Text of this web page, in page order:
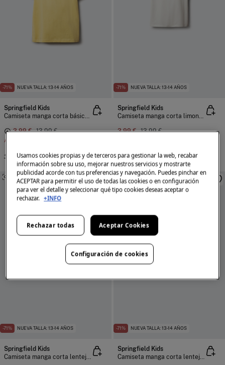
-71% NUEVA TALLA: 13-14 AÑOS
Springfield Kids
Camiseta manga corta básica volante estampado niña
3,99 € 13,99 €
Ahorras
+3 Colores
-71% NUEVA TALLA: 13-14 AÑOS
Springfield Kids
Camiseta manga corta limonada niña
3,99 € 13,99 €
-71% NUEVA TALLA: 13-14 AÑOS
SIMILARES
Springfield Kids
Camiseta manga corta lentejuelas limón niña
-71% NUEVA TALLA: 13-14 AÑOS
SIMILARES
Springfield Kids
Camiseta manga corta lentejuelas concha niña
Usamos cookies propias y de terceros para gestionar la web, recabar
información sobre su uso, mejorar nuestros servicios y mostrarte
publicidad acorde con tus preferencias y navegación. Puedes pinchar en
ACEPTAR para permitir el uso de todas las cookies o en configuración
para ver el detalle y seleccionar qué tipo cookies deseas aceptar o
rechazar. +INFO
Rechazar todas Aceptar Cookies
Configuración de cookies